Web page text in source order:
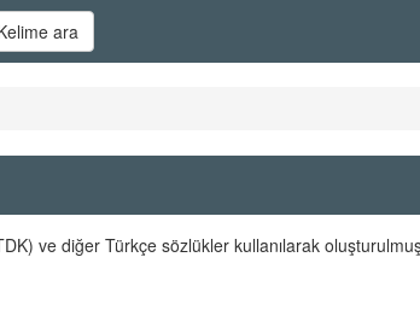
ara
ve diğer Türkçe sözlükler kullanılarak